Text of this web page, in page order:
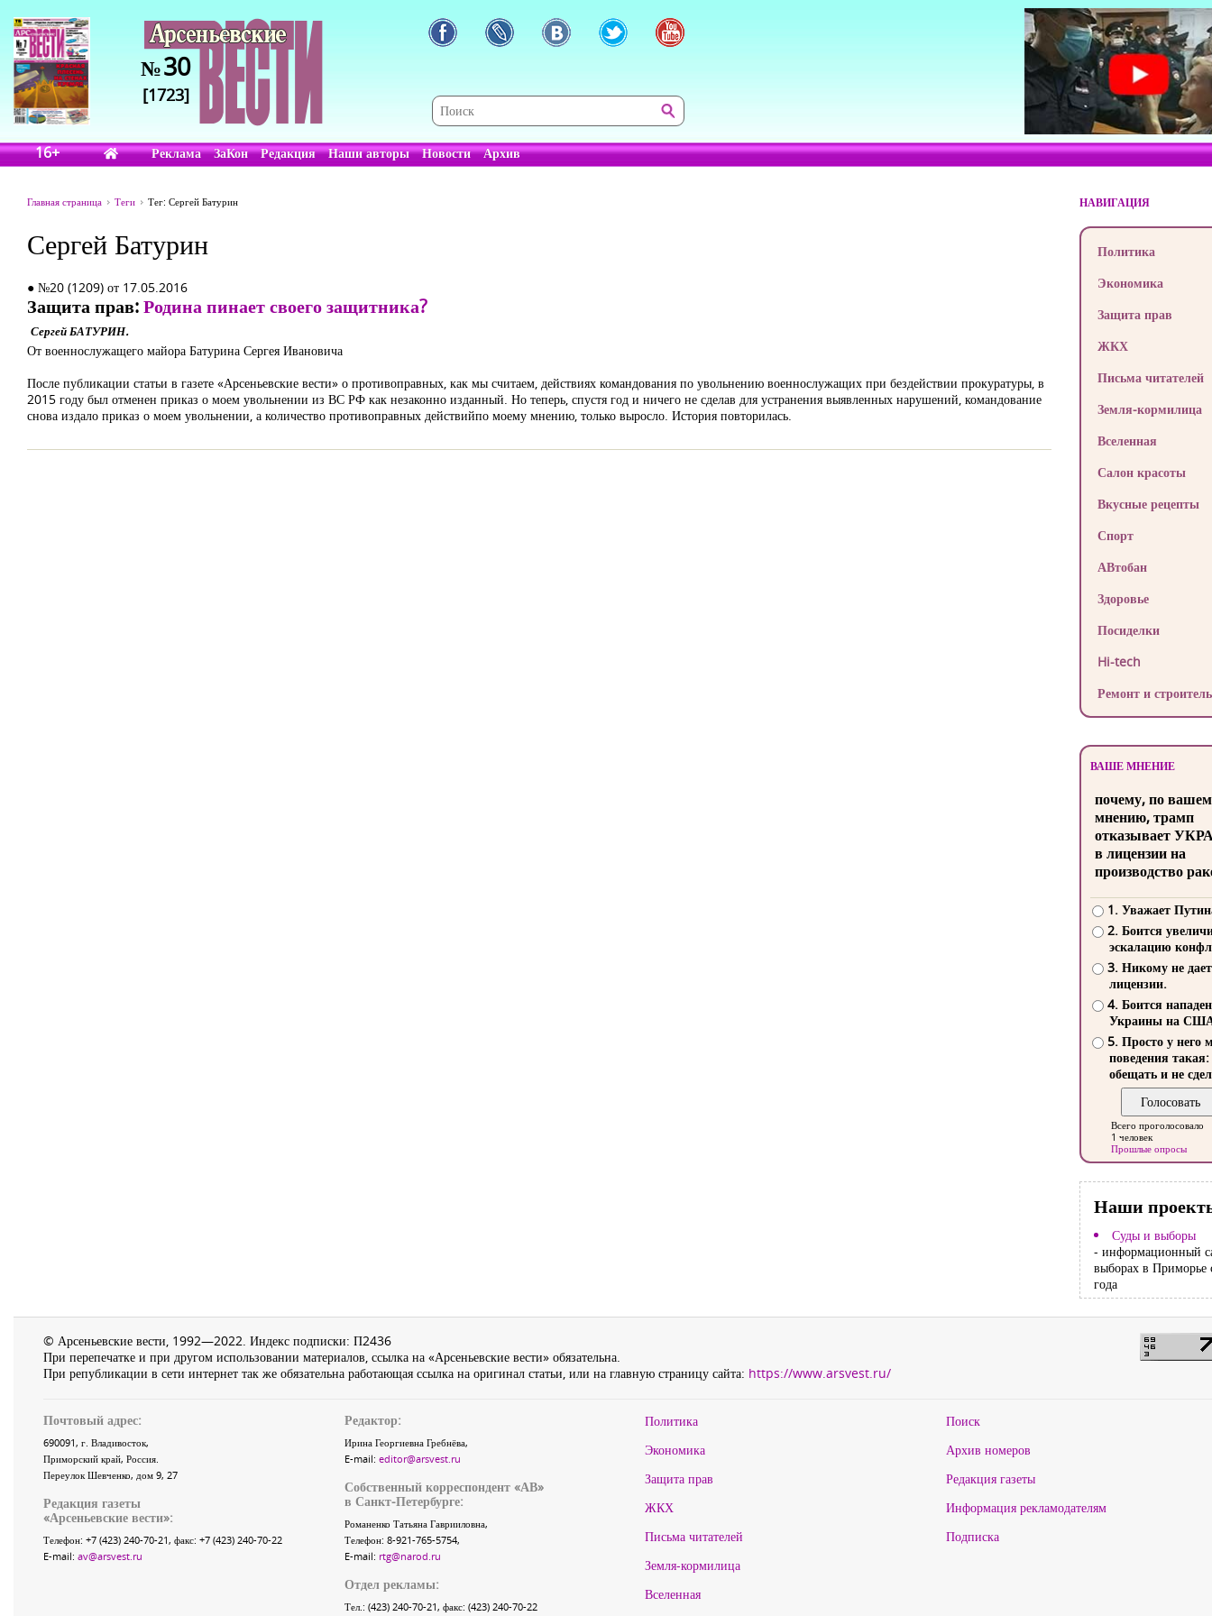
№30
[1723]
16+ Реклама ЗаКон Редакция Наши авторы Новости Архив
Главная страница Теги Тег: Сергей Батурин
Сергей Батурин
● №20 (1209) от 17.05.2016
Защита прав:Родина пинает своего защитника?
Сергей БАТУРИН.
От военнослужащего майора Батурина Сергея Ивановича
После публикации статьи в газете «Арсеньевские вести» о противоправных, как мы считаем, действиях командования по увольнению военнослужащих при бездействии прокуратуры, в
2015 году был отменен приказ о моем увольнении из ВС РФ как незаконно изданный. Но теперь, спустя год и ничего не сделав для устранения выявленных нарушений, командование
снова издало приказ о моем увольнении, а количество противоправных действийпо моему мнению, только выросло. История повторилась.
НАВИГАЦИЯ
Политика
Экономика
Защита прав
ЖКХ
Письма читателей
Земля-кормилица
Вселенная
Салон красоты
Вкусные рецепты
Спорт
АВтобан
Здоровье
Посиделки
Hi-tech
Ремонт и
ВАШЕ МНЕНИЕ
почему, по
мнению, трамп
отказывает
в лицензии на
производство
1. Уважает
2. Боится
эскалацию
3. Никому не
лицензии.
4. Боится
Украины на
5. Просто у него
поведения такая:
обещать и не
Всего проголосовало
1 человек
Прошлые опросы
Наши
Суды и выборы
- информационный
выборах в Приморье
года
© Арсеньевские вести, 1992—2022. Индекс подписки: П2436
При перепечатке и при другом использовании материалов, ссылка на «Арсеньевские вести» обязательна.
При републикации в сети интернет так же обязательна работающая ссылка на оригинал статьи, или на главную страницу сайта: https://www.arsvest.ru/
Почтовый адрес:
690091, г. Владивосток,
Приморский край, Россия.
Переулок Шевченко, дом 9, 27
Редакция газеты
«Арсеньевские вести»:
Телефон: +7 (423) 240-70-21, факс: +7 (423) 240-70-22
E-mail: av@arsvest.ru
Редактор:
Ирина Георгиевна Гребнёва,
E-mail: editor@arsvest.ru
Собственный корреспондент «АВ»
в Санкт-Петербурге:
Романенко Татьяна Гаврииловна,
Телефон: 8-921-765-5754,
E-mail: rtg@narod.ru
Отдел рекламы:
Тел.: (423) 240-70-21, факс: (423) 240-70-22
Политика
Экономика
Защита прав
ЖКХ
Письма читателей
Земля-кормилица
Вселенная
Поиск
Архив номеров
Редакция газеты
Информация рекламодателям
Подписка